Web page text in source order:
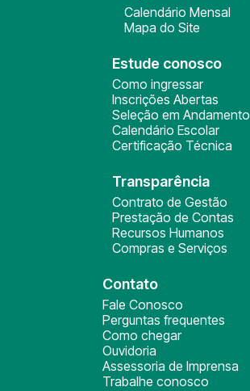
Calendário Mensal
Mapa do Site
Estude conosco
Como ingressar
Inscrições Abertas
Seleção em Andamento
Calendário Escolar
Certificação Técnica
Transparência
Contrato de Gestão
Prestação de Contas
Recursos Humanos
Compras e Serviços
Contato
Fale Conosco
Perguntas frequentes
Como chegar
Ouvidoria
Assessoria de Imprensa
Trabalhe conosco